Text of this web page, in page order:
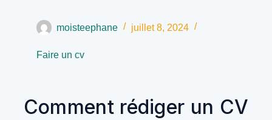
moisteephane juillet 8, 2024
Faire un cv
Comment rédiger un CV